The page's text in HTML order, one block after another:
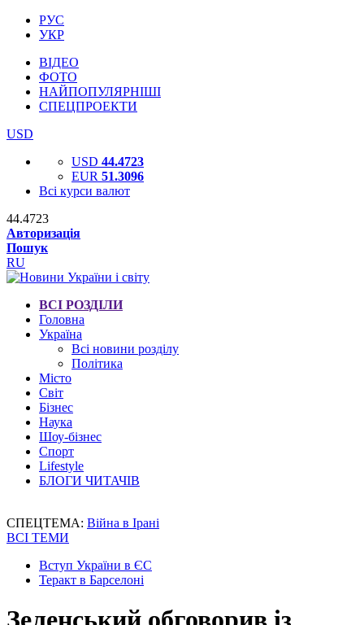
РУС
УКР
ВІДЕО
ФОТО
НАЙПОПУЛЯРНІШІ
СПЕЦПРОЕКТИ
USD
USD 44.4723
EUR 51.3096
Всі курси валют
44.4723
Авторизація
Пошук
RU
ВСІ РОЗДІЛИ
Головна
Україна
Всі новини розділу
Політика
Місто
Світ
Бізнес
Наука
Шоу-бізнес
Спорт
Lifestyle
БЛОГИ ЧИТАЧІВ
СПЕЦТЕМА: Війна в Ірані
ВСІ ТЕМИ
Вступ України в ЄС
Теракт в Барселоні